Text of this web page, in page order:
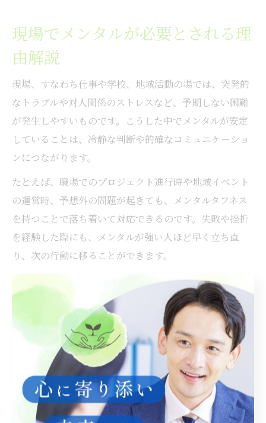
現場でメンタルが必要とされる理
由解説
現場、すなわち仕事や学校、地域活動の場では、突発的
なトラブルや対人関係のストレスなど、予期しない困難
が発生しやすいものです。こうした中でメンタルが安定
していることは、冷静な判断や的確なコミュニケーショ
ンにつながります。
たとえば、職場でのプロジェクト進行時や地域イベント
の運営時、予想外の問題が起きても、メンタルタフネス
を持つことで落ち着いて対応できるのです。失敗や挫折
を経験した際にも、メンタルが強い人ほど早く立ち直
り、次の行動に移ることができます。
ビジネスや教育現場でのメンタル
重要性
ビジネスの現場では、成果を出すために高いプレッシャ
ーやストレスがかかる一方、教育現場でも受験や人間関
係など様々な悩みがつきものです。こうした環境下で、
メンタルタフネスを身につけているかどうかが、パフォ
ーマンスやモチベーションの維持に大きく影響します。